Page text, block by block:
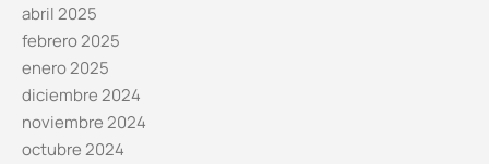
abril 2025
febrero 2025
enero 2025
diciembre 2024
noviembre 2024
octubre 2024